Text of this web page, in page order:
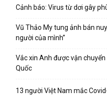
Cảnh báo: Virus từ dơi gây
Vũ Thảo My tung ảnh bán
người của mình”
Vắc xin Anh được vận
Quốc
13 người Việt Nam mắc